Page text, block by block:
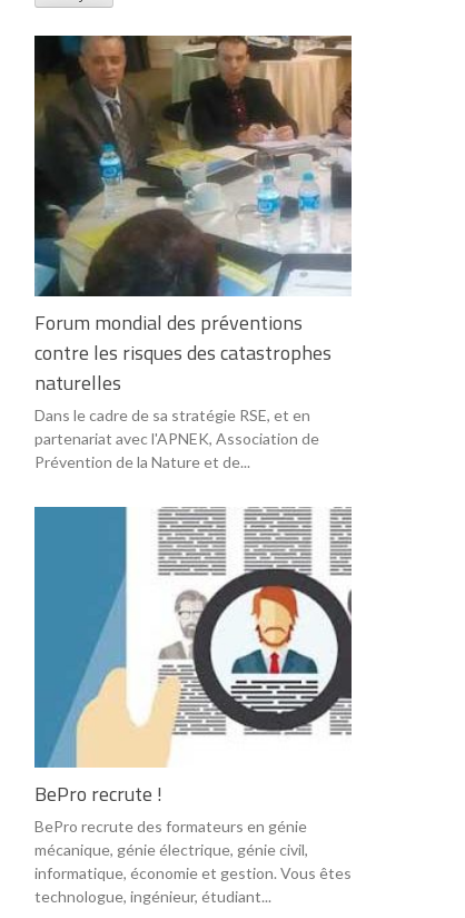
Forum mondial des préventions
contre les risques des catastrophes
naturelles
Dans le cadre de sa stratégie RSE, et en
partenariat avec l'APNEK, Association de
Prévention de la Nature et de...
BePro recrute !
BePro recrute des formateurs en génie
mécanique, génie électrique, génie civil,
informatique, économie et gestion. Vous êtes
technologue, ingénieur, étudiant...